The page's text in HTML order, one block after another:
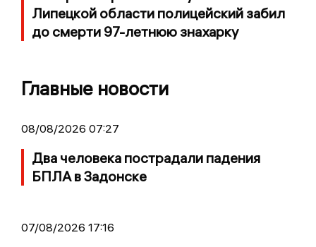
Липецкой области полицейский забил
до смерти 97-летнюю знахарку
Главные новости
08/08/2026 07:27
Два человека пострадали падения
БПЛА в Задонске
07/08/2026 17:16